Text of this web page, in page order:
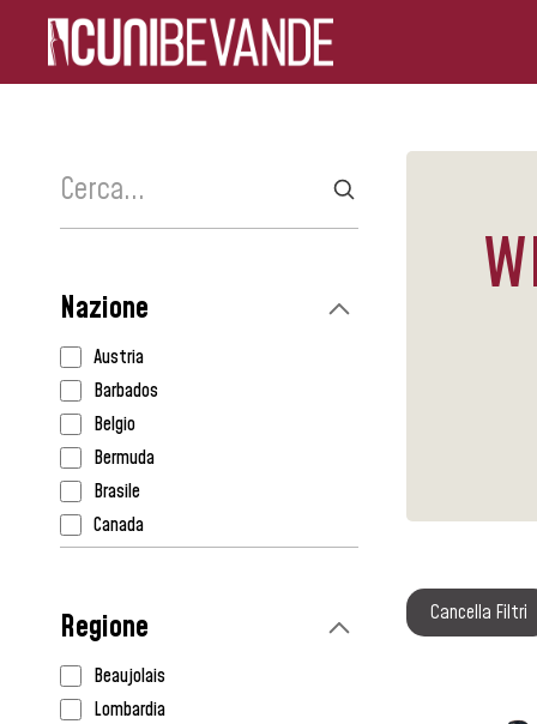
Nazione
Austria
Barbados
Belgio
Bermuda
Brasile
Canada
Colombia
Danimarca
Regione
Beaujolais
Lombardia
Cancella Filtri